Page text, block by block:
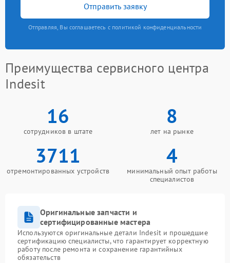
Отправить заявку
Отправляя, Вы соглашаетесь с политикой конфиденциальности
Преимущества сервисного центра
Indesit
16
сотрудников в штате
8
лет на рынке
3711
отремонтированных устройств
4
минимальный опыт работы
специалистов
Оригинальные запчасти и
сертифицированные мастера
Используются оригинальные детали Indesit и прошедшие
сертификацию специалисты, что гарантирует корректную
работу после ремонта и сохранение гарантийных
обязательств